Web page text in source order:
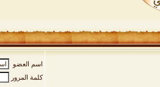
اسم العضو
كلمة المرور